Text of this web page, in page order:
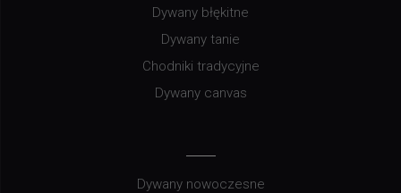
Dywany błękitne
Dywany tanie
Chodniki tradycyjne
Dywany canvas
Dywany nowoczesne